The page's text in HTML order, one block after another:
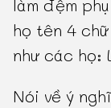
làm đệm
họ tên 4
như các họ:
Nói về ý